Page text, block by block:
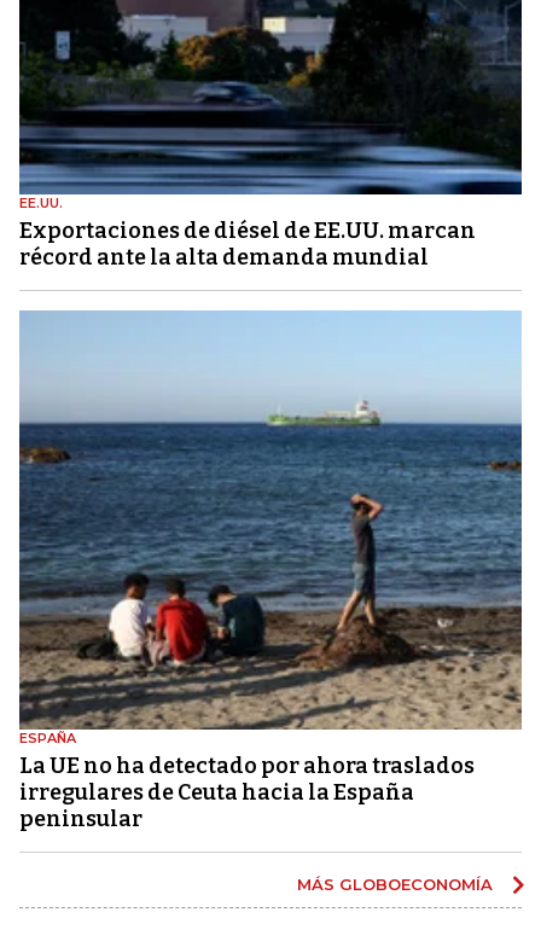
EE.UU.
Exportaciones de diésel de EE.UU. marcan
récord ante la alta demanda mundial
ESPAÑA
La UE no ha detectado por ahora traslados
irregulares de Ceuta hacia la España
peninsular
MÁS GLOBOECONOMÍA